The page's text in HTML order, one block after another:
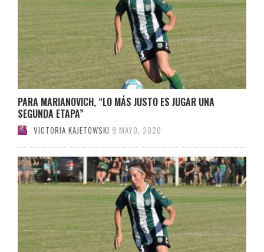
PARA MARIANOVICH, “LO MÁS JUSTO ES JUGAR UNA
SEGUNDA ETAPA”
VICTORIA KAJETOWSKI 9 MAYO, 2020